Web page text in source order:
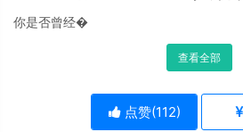
你是否曾经�
查看全部
点赞(112)